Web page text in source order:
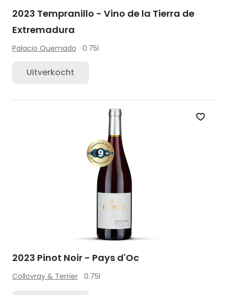
2023 Tempranillo - Vino de la Tierra de
Extremadura
Palacio Quemado 0.75l
Uitverkocht
Zet
2023 Pinot Noir - Pays d'Oc
Collovray & Terrier 0.75l